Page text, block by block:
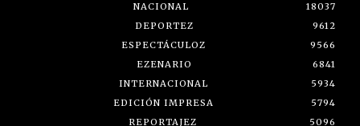
NACIONAL
18037
DEPORTEZ
9612
ESPECTÁCULOZ
9566
EZENARIO
6841
INTERNACIONAL
5934
EDICIÓN IMPRESA
5794
REPORTAJEZ
5096